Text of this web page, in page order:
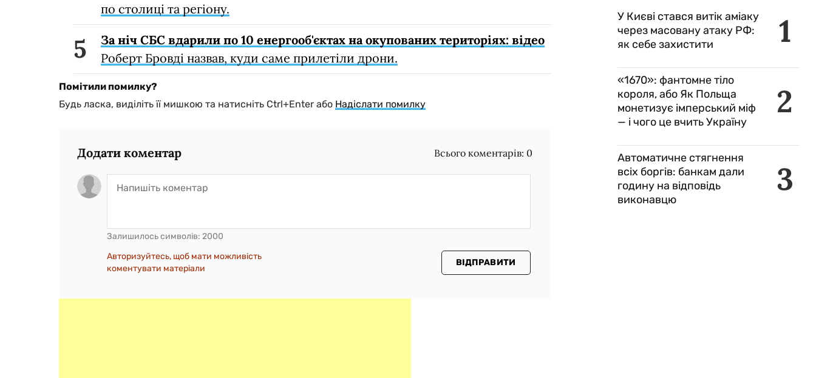
по столиці та регіону.
За ніч СБС вдарили по 10 енергооб'єктах на окупованих територіях: відео
Роберт Бровді назвав, куди саме прилетіли дрони.
Помітили помилку?
Будь ласка, виділіть її мишкою та натисніть Ctrl+Enter або Надіслати помилку
Додати коментар Всього коментарів: 0
Залишилось символів: 2000
Авторизуйтесь, щоб мати можливість
коментувати матеріали
ВІДПРАВИТИ
1
У Києві стався витік аміаку
через масовану атаку РФ:
як себе захистити
2
«1670»: фантомне тіло
короля, або Як Польща
монетизує імперський міф
— і чого це вчить Україну
3
Автоматичне стягнення
всіх боргів: банкам дали
годину на відповідь
виконавцю